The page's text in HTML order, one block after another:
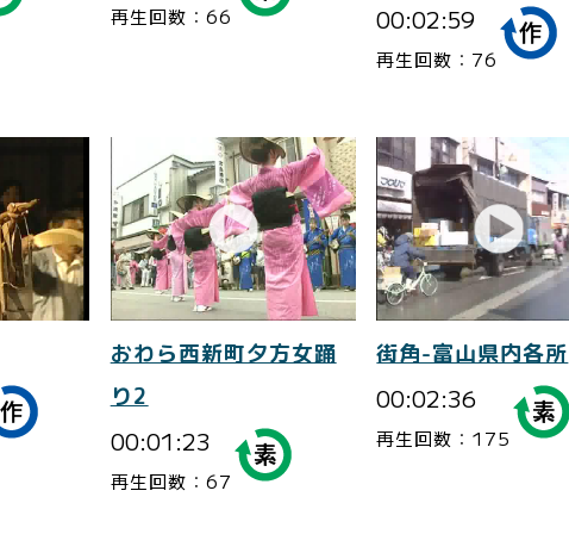
再生回数：66 00:02:59
再生回数：76
おわら西新町夕方女踊
り2
00:01:23
再生回数：67
街角-富山県内各所
00:02:36
再生回数：175